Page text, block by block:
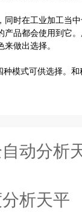
时在工业加工当中
品都会使用到它
做出选择。
式可供选择。和
动分析
析天平